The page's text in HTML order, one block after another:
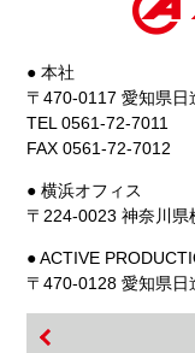
● 本社
〒470-0117 愛知県
TEL 0561-72-7011
FAX 0561-72-7012
● 横浜オフィス
〒224-0023 神奈川
● ACTIVE
〒470-0128 愛知県